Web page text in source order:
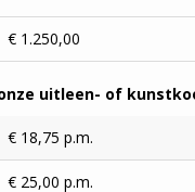
€ 1.250,00
uitleen- of
€ 18,75 p.m.
€ 25,00 p.m.